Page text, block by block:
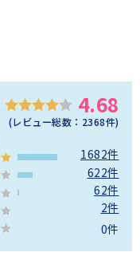
4.68
(レビュー総数： 2368件)
1682件
622件
62件
2件
0件